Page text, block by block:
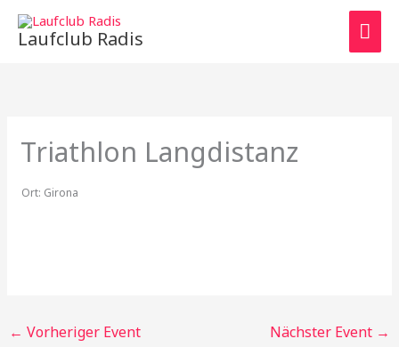
Zum
InhaltLaufclub Radis
Triathlon Langdistanz
Ort: Girona
← Vorheriger Event Nächster Event →